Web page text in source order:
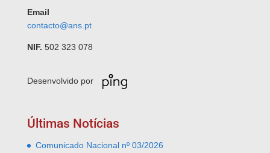
Email
contacto@ans.pt
NIF. 502 323 078
Desenvolvido por
Últimas Notícias
Comunicado Nacional nº 03/2026